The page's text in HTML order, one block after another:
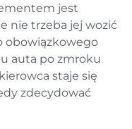
jest
nie trzeba jej wozić
obowiązkowego
auta po zmroku
staje się
zdecydować